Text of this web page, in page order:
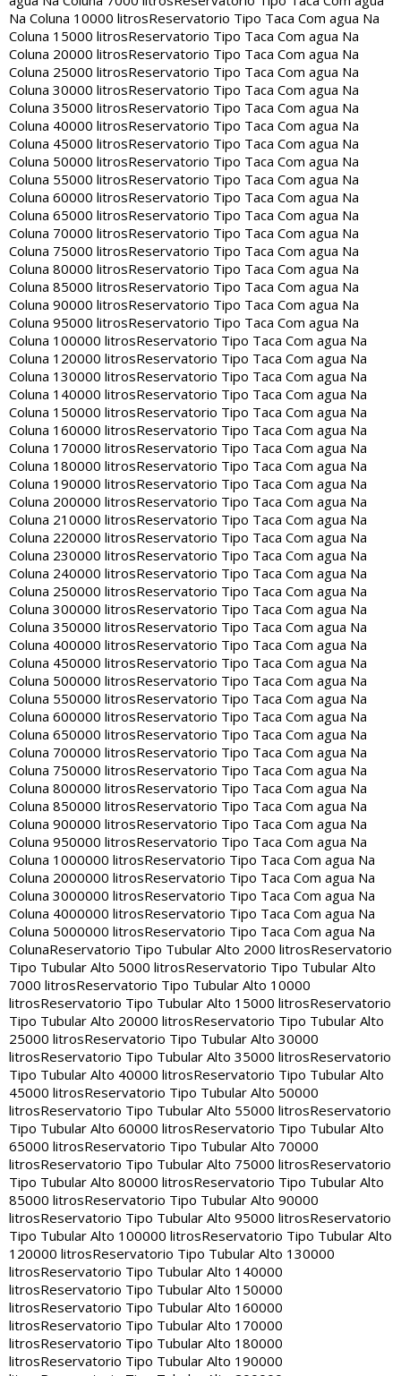
Na Coluna 10000 litrosReservatorio Tipo Taca Com agua Na
Coluna 15000 litrosReservatorio Tipo Taca Com agua Na
Coluna 20000 litrosReservatorio Tipo Taca Com agua Na
Coluna 25000 litrosReservatorio Tipo Taca Com agua Na
Coluna 30000 litrosReservatorio Tipo Taca Com agua Na
Coluna 35000 litrosReservatorio Tipo Taca Com agua Na
Coluna 40000 litrosReservatorio Tipo Taca Com agua Na
Coluna 45000 litrosReservatorio Tipo Taca Com agua Na
Coluna 50000 litrosReservatorio Tipo Taca Com agua Na
Coluna 55000 litrosReservatorio Tipo Taca Com agua Na
Coluna 60000 litrosReservatorio Tipo Taca Com agua Na
Coluna 65000 litrosReservatorio Tipo Taca Com agua Na
Coluna 70000 litrosReservatorio Tipo Taca Com agua Na
Coluna 75000 litrosReservatorio Tipo Taca Com agua Na
Coluna 80000 litrosReservatorio Tipo Taca Com agua Na
Coluna 85000 litrosReservatorio Tipo Taca Com agua Na
Coluna 90000 litrosReservatorio Tipo Taca Com agua Na
Coluna 95000 litrosReservatorio Tipo Taca Com agua Na
Coluna 100000 litrosReservatorio Tipo Taca Com agua Na
Coluna 120000 litrosReservatorio Tipo Taca Com agua Na
Coluna 130000 litrosReservatorio Tipo Taca Com agua Na
Coluna 140000 litrosReservatorio Tipo Taca Com agua Na
Coluna 150000 litrosReservatorio Tipo Taca Com agua Na
Coluna 160000 litrosReservatorio Tipo Taca Com agua Na
Coluna 170000 litrosReservatorio Tipo Taca Com agua Na
Coluna 180000 litrosReservatorio Tipo Taca Com agua Na
Coluna 190000 litrosReservatorio Tipo Taca Com agua Na
Coluna 200000 litrosReservatorio Tipo Taca Com agua Na
Coluna 210000 litrosReservatorio Tipo Taca Com agua Na
Coluna 220000 litrosReservatorio Tipo Taca Com agua Na
Coluna 230000 litrosReservatorio Tipo Taca Com agua Na
Coluna 240000 litrosReservatorio Tipo Taca Com agua Na
Coluna 250000 litrosReservatorio Tipo Taca Com agua Na
Coluna 300000 litrosReservatorio Tipo Taca Com agua Na
Coluna 350000 litrosReservatorio Tipo Taca Com agua Na
Coluna 400000 litrosReservatorio Tipo Taca Com agua Na
Coluna 450000 litrosReservatorio Tipo Taca Com agua Na
Coluna 500000 litrosReservatorio Tipo Taca Com agua Na
Coluna 550000 litrosReservatorio Tipo Taca Com agua Na
Coluna 600000 litrosReservatorio Tipo Taca Com agua Na
Coluna 650000 litrosReservatorio Tipo Taca Com agua Na
Coluna 700000 litrosReservatorio Tipo Taca Com agua Na
Coluna 750000 litrosReservatorio Tipo Taca Com agua Na
Coluna 800000 litrosReservatorio Tipo Taca Com agua Na
Coluna 850000 litrosReservatorio Tipo Taca Com agua Na
Coluna 900000 litrosReservatorio Tipo Taca Com agua Na
Coluna 950000 litrosReservatorio Tipo Taca Com agua Na
Coluna 1000000 litrosReservatorio Tipo Taca Com agua Na
Coluna 2000000 litrosReservatorio Tipo Taca Com agua Na
Coluna 3000000 litrosReservatorio Tipo Taca Com agua Na
Coluna 4000000 litrosReservatorio Tipo Taca Com agua Na
Coluna 5000000 litrosReservatorio Tipo Taca Com agua Na
ColunaReservatorio Tipo Tubular Alto 2000 litrosReservatorio
Tipo Tubular Alto 5000 litrosReservatorio Tipo Tubular Alto
7000 litrosReservatorio Tipo Tubular Alto 10000
litrosReservatorio Tipo Tubular Alto 15000 litrosReservatorio
Tipo Tubular Alto 20000 litrosReservatorio Tipo Tubular Alto
25000 litrosReservatorio Tipo Tubular Alto 30000
litrosReservatorio Tipo Tubular Alto 35000 litrosReservatorio
Tipo Tubular Alto 40000 litrosReservatorio Tipo Tubular Alto
45000 litrosReservatorio Tipo Tubular Alto 50000
litrosReservatorio Tipo Tubular Alto 55000 litrosReservatorio
Tipo Tubular Alto 60000 litrosReservatorio Tipo Tubular Alto
65000 litrosReservatorio Tipo Tubular Alto 70000
litrosReservatorio Tipo Tubular Alto 75000 litrosReservatorio
Tipo Tubular Alto 80000 litrosReservatorio Tipo Tubular Alto
85000 litrosReservatorio Tipo Tubular Alto 90000
litrosReservatorio Tipo Tubular Alto 95000 litrosReservatorio
Tipo Tubular Alto 100000 litrosReservatorio Tipo Tubular Alto
120000 litrosReservatorio Tipo Tubular Alto 130000
litrosReservatorio Tipo Tubular Alto 140000
litrosReservatorio Tipo Tubular Alto 150000
litrosReservatorio Tipo Tubular Alto 160000
litrosReservatorio Tipo Tubular Alto 170000
litrosReservatorio Tipo Tubular Alto 180000
litrosReservatorio Tipo Tubular Alto 190000